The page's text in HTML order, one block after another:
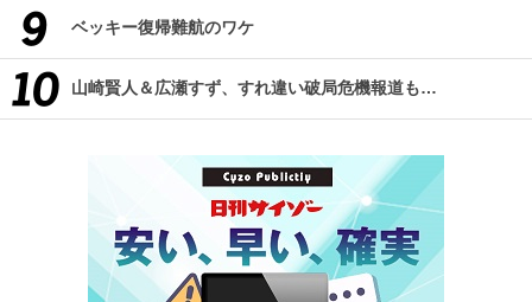
ベッキー復帰難航のワケ
山崎賢人＆広瀬すず、すれ違い破局危機報道も…